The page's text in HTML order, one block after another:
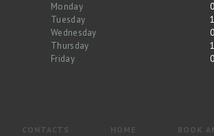
Monday
Tuesday
Wednesday
Thursday
Friday
CONTACTS HOME BOOK